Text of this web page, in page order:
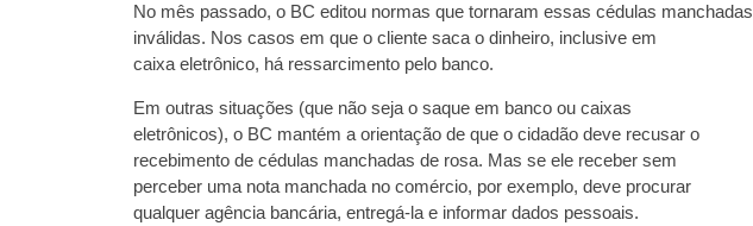
No mês passado, o BC editou normas que tornaram essas cédulas manchadas
inválidas. Nos casos em que o cliente saca o dinheiro, inclusive em
caixa eletrônico, há ressarcimento pelo banco.
Em outras situações (que não seja o saque em banco ou caixas
eletrônicos), o BC mantém a orientação de que o cidadão deve recusar o
recebimento de cédulas manchadas de rosa. Mas se ele receber sem
perceber uma nota manchada no comércio, por exemplo, deve procurar
qualquer agência bancária, entregá-la e informar dados pessoais.